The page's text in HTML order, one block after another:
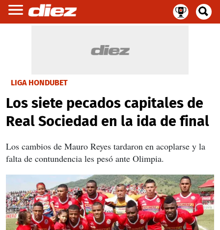
LIGA HONDUBET
Los siete pecados capitales de
Real Sociedad en la ida de final
Los cambios de Mauro Reyes tardaron en acoplarse y la
falta de contundencia les pesó ante Olimpia.